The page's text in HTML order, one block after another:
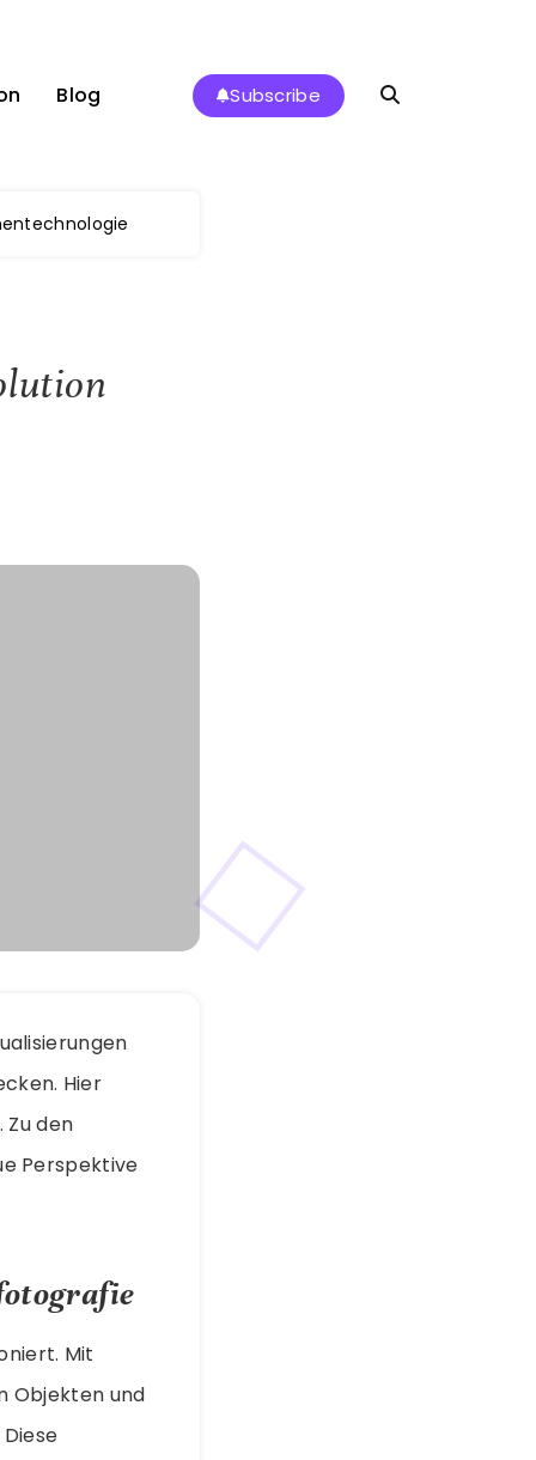
Blog Subscribe
Hier
den
Perspektive
Mit
Objekten und